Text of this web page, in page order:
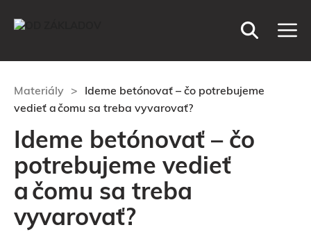
na
Materiály >
Ideme betónovať – čo potrebujeme
vedieť a čomu sa treba vyvarovať?
Ideme betónovať – čo
potrebujeme vedieť
a čomu sa treba
vyvarovať?